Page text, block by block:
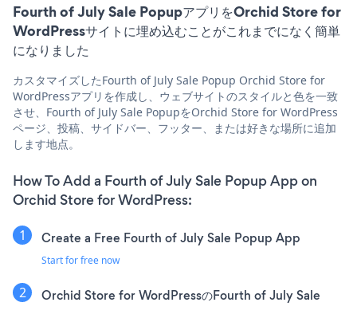
Fourth of July Sale PopupアプリをOrchid Store for
WordPressサイトに埋め込むことがこれまでになく簡単
になりました
カスタマイズしたFourth of July Sale Popup Orchid Store for
WordPressアプリを作成し、ウェブサイトのスタイルと色を一致
させ、Fourth of July Sale PopupをOrchid Store for WordPress
ページ、投稿、サイドバー、フッター、または好きな場所に追加
します地点。
How To Add a Fourth of July Sale Popup App on
Orchid Store for WordPress:
Create a Free Fourth of July Sale Popup App
Start for free now
Orchid Store for WordPressのFourth of July Sale